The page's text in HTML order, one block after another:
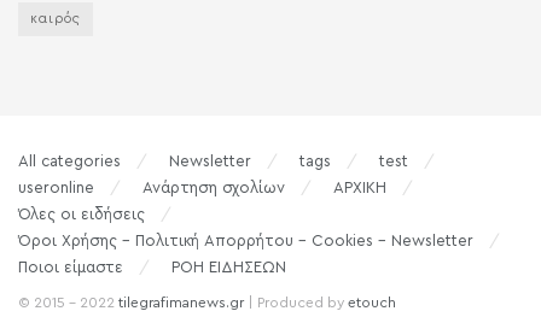
καιρός
All categories Newsletter tags
test
useronline
Ανάρτηση σχολίων
ΑΡΧΙΚΗ
Όλες οι ειδήσεις
Όροι Χρήσης – Πολιτική Απορρήτου – Cookies – Newsletter
Ποιοι είμαστε
ΡΟΗ ΕΙΔΗΣΕΩΝ
© 2015 - 2022 tilegrafimanews.gr| Produced by etouch